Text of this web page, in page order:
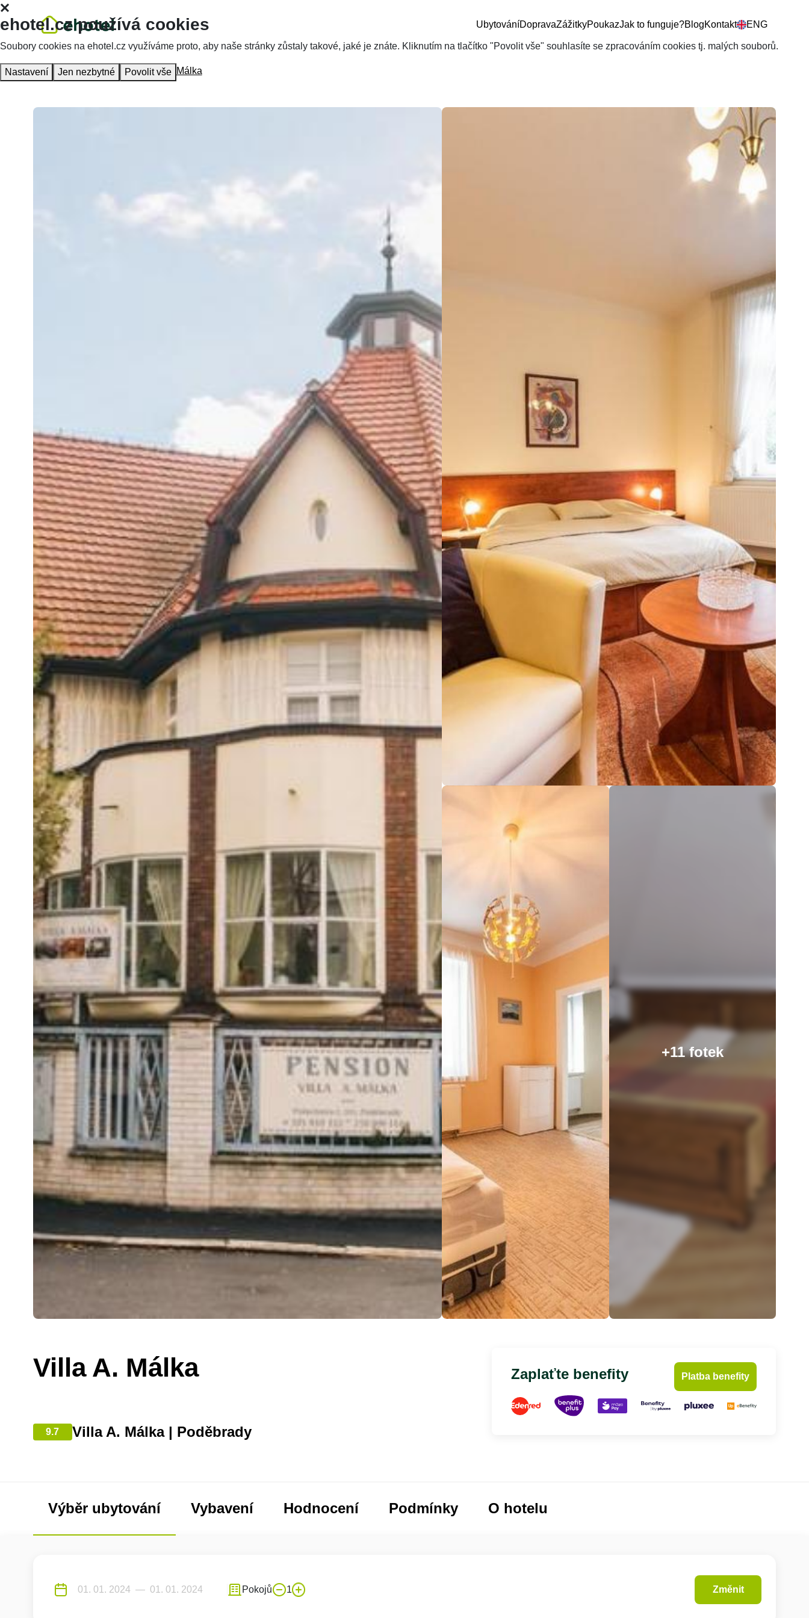
UbytováníDopravaZážitkyPoukazJak to funguje?BlogKontakt ENG
Hlavní stránka Ubytování Villa A. Málka
+11 fotek
Villa A. Málka
9.7 Villa A. Málka | Poděbrady
Zaplaťte benefity Platba benefity
Výběr ubytování Vybavení Hodnocení Podmínky O hotelu
Pokojů 1 Změnit
ehotel.cz používá cookies
Soubory cookies na ehotel.cz využíváme proto, aby naše stránky zůstaly takové, jaké je znáte. Kliknutím na tlačítko "Povolit vše" souhlasíte se zpracováním cookies tj. malých souborů.
Nastavení Jen nezbytné Povolit vše